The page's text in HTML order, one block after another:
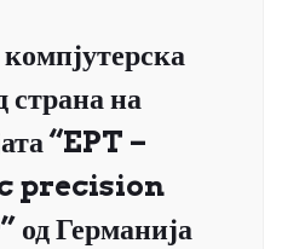
страна на
“EPT –
precision
Германија